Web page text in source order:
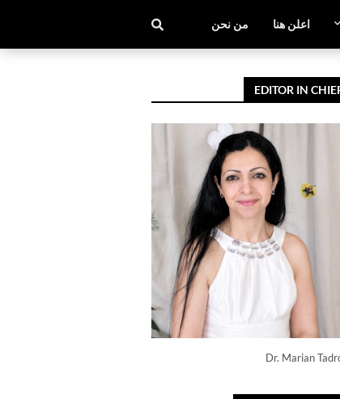
اعلن هنا من نحن
EDITOR IN
Dr. Marian